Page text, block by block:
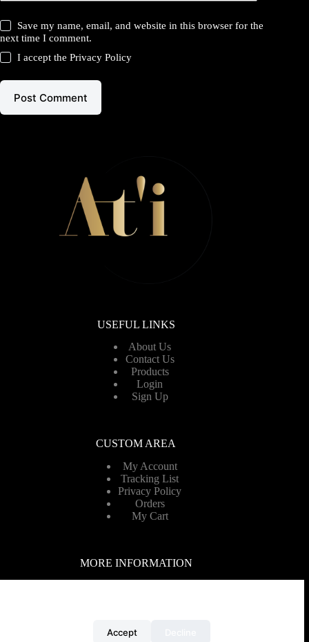
Accept
Save my name, email, and website in this browser for the
next time I comment.
I accept thePrivacy Policy
Post Comment
USEFUL LINKS
About Us
Contact Us
Products
Login
Sign Up
CUSTOM AREA
My Account
Tracking List
Privacy Policy
Orders
My Cart
MORE INFORMATION